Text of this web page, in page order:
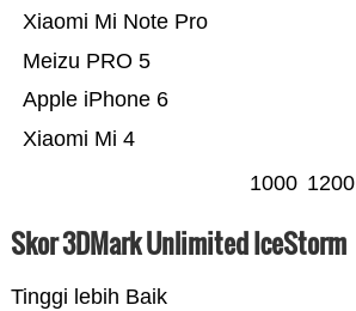
Xiaomi Mi 4
Apple iPhone 6
Meizu PRO 5
Xiaomi Mi Note Pro
1000 1200
Skor 3DMark Unlimited IceStorm
Tinggi lebih Baik